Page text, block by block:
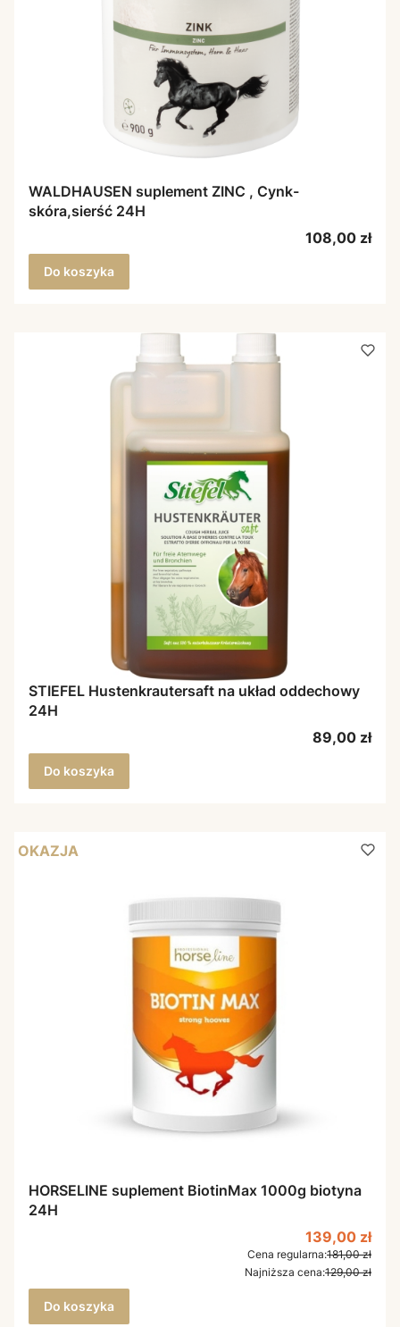
WALDHAUSEN suplement ZINC , Cynk-
skóra,sierść 24H
Cena
108,00 zł
Do koszyka
STIEFEL Hustenkrautersaft na układ oddechowy
24H
Cena
89,00 zł
Do koszyka
OKAZJA
HORSELINE suplement BiotinMax 1000g biotyna
24H
Cena
139,00 zł
Cena regularna:181,00 zł
Najniższa cena:129,00 zł
Do koszyka